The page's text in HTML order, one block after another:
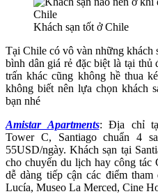
Khách sạn tốt ở Chile
Tại Chile có vô vàn những khách
bình dân giá rẻ đặc biệt là tại
trấn khác cũng không hề thua
không biết nên lựa chọn khách
bạn nhé
Amistar Apartments: Địa chỉ
Tower C, Santiago chuẩn 4
55USD/ngày. Khách sạn tại
cho chuyến du lịch hay công tác
dễ dàng tiếp cận các điểm
Lucía, Museo La Merced, Cine